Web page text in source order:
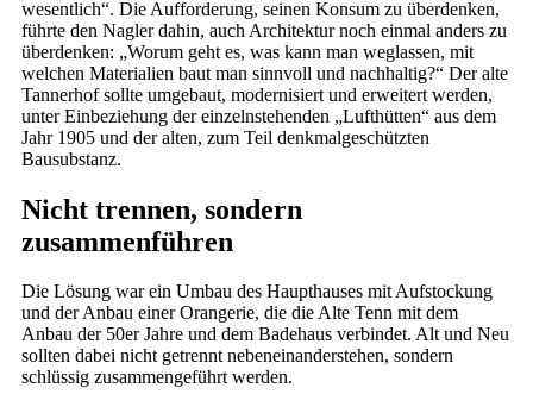
wesentlich“. Die Aufforderung, seinen Konsum zu überdenken,
führte den Nagler dahin, auch Architektur noch einmal anders zu
überdenken: „Worum geht es, was kann man weglassen, mit
welchen Materialien baut man sinnvoll und nachhaltig?“ Der alte
Tannerhof sollte umgebaut, modernisiert und erweitert werden,
unter Einbeziehung der einzelnstehenden „Lufthütten“ aus dem
Jahr 1905 und der alten, zum Teil denkmalgeschützten
Bausubstanz.
Nicht trennen, sondern
zusammenführen
Die Lösung war ein Umbau des Haupthauses mit Aufstockung
und der Anbau einer Orangerie, die die Alte Tenn mit dem
Anbau der 50er Jahre und dem Badehaus verbindet. Alt und Neu
sollten dabei nicht getrennt nebeneinanderstehen, sondern
schlüssig zusammengeführt werden.